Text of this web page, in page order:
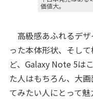
価値大。
高級感あふれるデ
った本体形状、そし
ど、Galaxy Note 5は
た人はもちろん、大
てみたい人にとって